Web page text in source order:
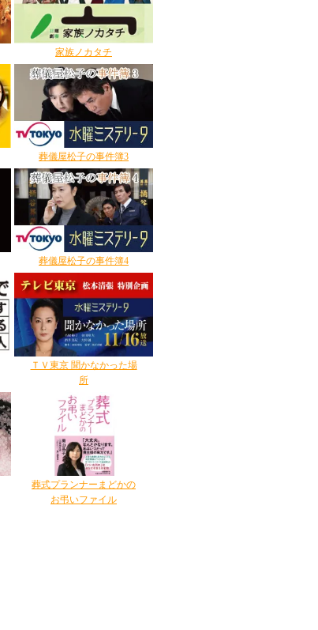
家族ノカタチ
葬儀屋松子の事件簿3
葬儀屋松子の事件簿4
ＴＶ東京 聞かなかった場
所
葬式プランナーまどかの
お弔いファイル